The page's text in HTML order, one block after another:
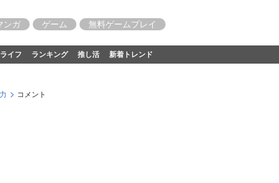
ンガ ゲーム 無料ゲームプレイ
ライフ ランキング 推し活 新着トレンド
コメント